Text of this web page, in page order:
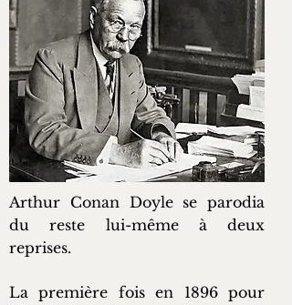
Arthur Conan Doyle se parodia
du reste lui-même à deux
reprises.
La première fois en 1896 pour